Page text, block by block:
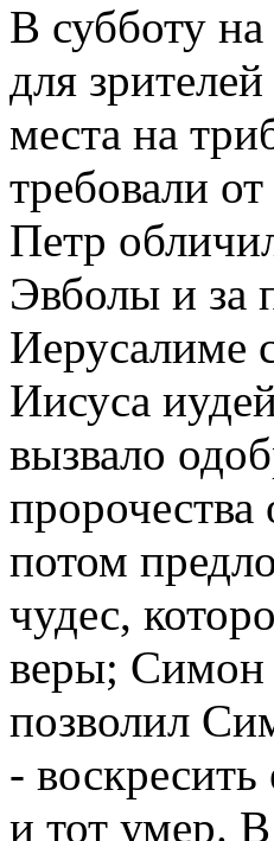
В субботу
для
места на
требовали
Петр
Эвболы и за
Иерусалиме
Иисуса
вызвало
потом
чудес,
веры; Симон
позволил
-
и тот умер. В